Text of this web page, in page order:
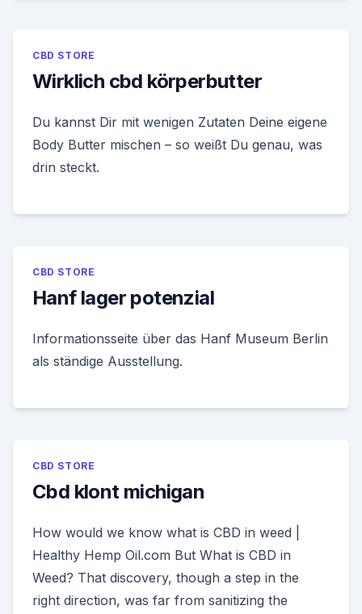
CBD STORE
Wirklich cbd körperbutter
Du kannst Dir mit wenigen Zutaten Deine eigene
Body Butter mischen – so weißt Du genau, was
drin steckt.
CBD STORE
Hanf lager potenzial
Informationsseite über das Hanf Museum Berlin
als ständige Ausstellung.
CBD STORE
Cbd klont michigan
How would we know what is CBD in weed |
Healthy Hemp Oil.com But What is CBD in
Weed? That discovery, though a step in the
right direction, was far from sanitizing the